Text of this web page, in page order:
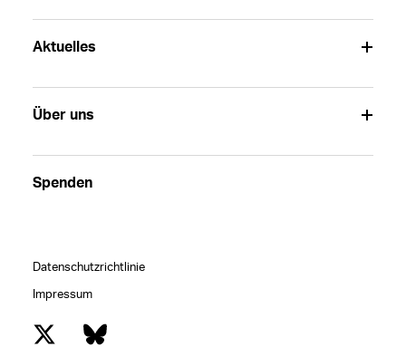
Aktuelles
Über uns
Spenden
Datenschutzrichtlinie
Impressum